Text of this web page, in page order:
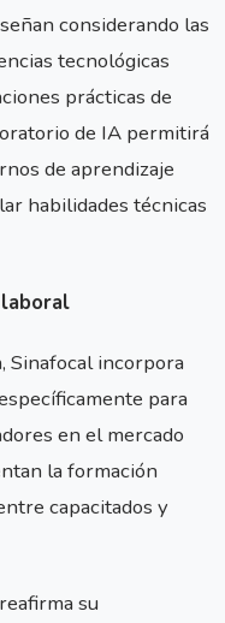
considerando las
tecnológicas
prácticas de
de IA permitirá
de aprendizaje
habilidades técnicas
Sinafocal incorpora
para
en el mercado
la formación
capacitados y
su